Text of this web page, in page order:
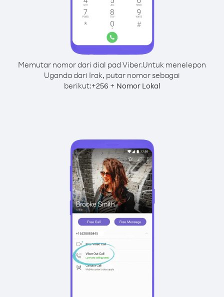
Memutar nomor dari dial pad Viber.Untuk menelepon
Uganda dari Irak, putar nomor sebagai
berikut:+256 + Nomor Lokal